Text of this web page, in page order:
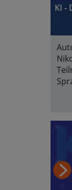
KI -